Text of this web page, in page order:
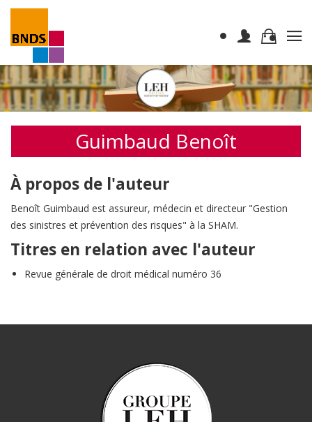
Guimbaud Benoît
À propos de l'auteur
Benoît Guimbaud est assureur, médecin et directeur "Gestion
des sinistres et prévention des risques" à la SHAM.
Titres en relation avec l'auteur
Revue générale de droit médical numéro 36